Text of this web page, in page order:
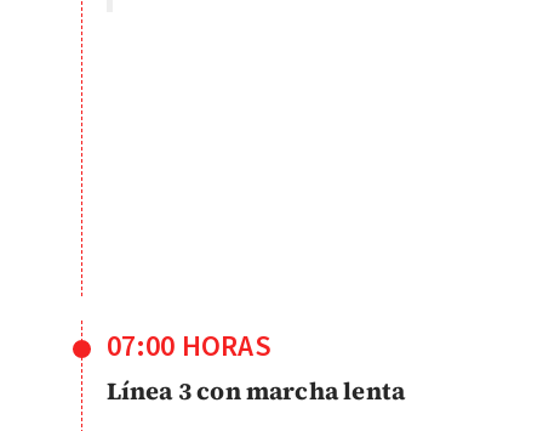
07:00 HORAS
Línea 3 con marcha lenta